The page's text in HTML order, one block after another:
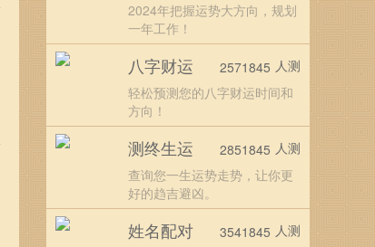
2024年把握运势大方向，规划
一年工作！
八字财运
轻松预测您的八字财运时间和
方向！
2571845 人测
测终生运
查询您一生运势走势，让你更
好的趋吉避凶。
2851845 人测
姓名配对 3541845 人测